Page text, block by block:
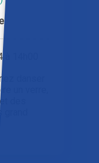
14h00
danser
un verre,
des